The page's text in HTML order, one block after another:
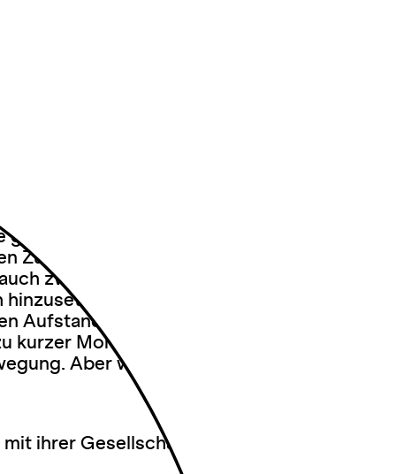
Idee“ (2019) stellt Antje Pfundtner in
Zuschauer*innen die Frage: „Wofür
zwangsläufig Sitzen-Bleiben? Ist
Aufstand proben? Gerne. Aber mit
kurzer Moment, um ihn so stark zu feiern
Aber was folgt dann?
ihrer Gesellschaft?